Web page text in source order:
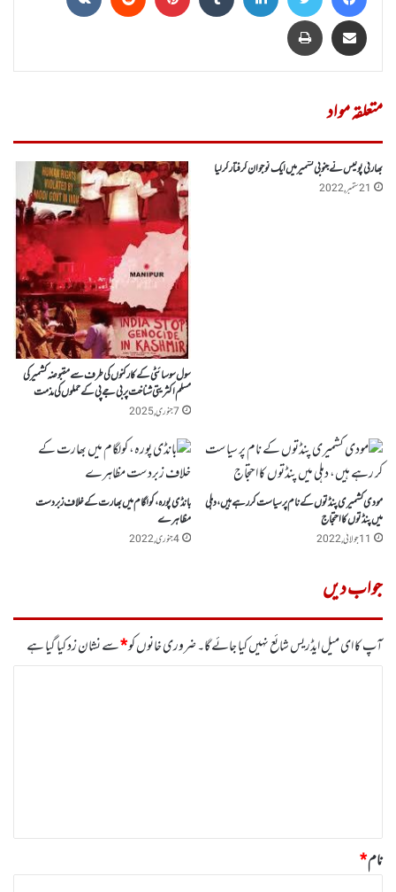
Share via Email پرنٹ
متعلقہ مواد
بھارتی پولیس نے جنوبی کشمیر میں ایک نوجوان گرفتار کر لیا
21 ستمبر, 2022
سول سوسائٹی کے کارکنوں کی طرف سے مقبوضہ کشمیر کی
مسلم اکثریتی شناخت پر بی جے پی کے حملوں کی مذمت
7 جنوری, 2025
مودی کشمیری پنڈتوں کے نام پر سیاست کر رہے ہیں، دہلی
میں پنڈتوں کا احتجاج
11 جولائی, 2022
بانڈی پورہ، کولگام میں بھارت کے خلاف زبردست
مظاہرے
4 جنوری, 2022
جواب دیں
آپ کا ای میل ایڈریس شائع نہیں کیا جائے گا۔ضروری خانوں کو*سے نشان زد کیا گیا ہے
نام*